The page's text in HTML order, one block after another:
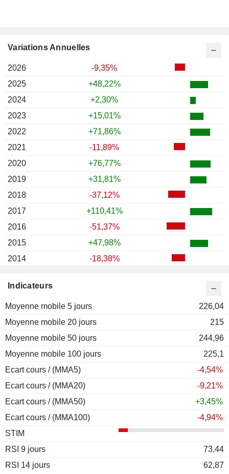
Indicateurs
Moyenne mobile 5 jours
226,04
Moyenne mobile 20 jours
215
Moyenne mobile 50 jours
244,96
Moyenne mobile 100 jours
225,1
Ecart cours / (MMA5)
-4,54%
Ecart cours / (MMA20)
-9,21%
Ecart cours / (MMA50)
+3,45%
Ecart cours / (MMA100)
-4,94%
STIM
RSI 9 jours
73,44
RSI 14 jours
62,87
Variations Annuelles
2026
-9,35%
2025
+48,22%
2024
+2,30%
2023
+15,01%
2022
+71,86%
2021
-11,89%
2020
+76,77%
2019
+31,81%
2018
-37,12%
2017
+110,41%
2016
-51,37%
2015
+47,98%
2014
-18,38%
2012
2011
-74,06%
2010
-3,88%
2009
-1,86%
2008
-48,36%
2007
2006